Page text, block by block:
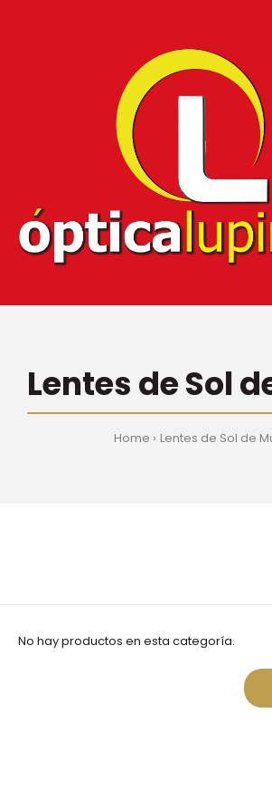
Lentes de Sol
Home Lentes de Sol de
No hay productos en esta categoría.